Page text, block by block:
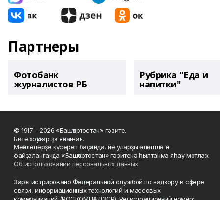
Партнеры
Фотобанк
журналистов РБ
Рубрика "Еда и
напитки"
© 1917 - 2026 «Башҡортостан» гәзите.
Бөтә хоҡуҡтар ҙа яҡланған.
Мәҡәләләрҙе күсереп баҫҡанда, йә уларҙы өлөшләтә
файҙаланғанда «Башҡортостан» гәзитенә һылтанма яһау мотлаҡ.
Об использовании персональных данных
Зарегистрировано Федеральной службой по надзору в сфере
связи, информационных технологий и массовых